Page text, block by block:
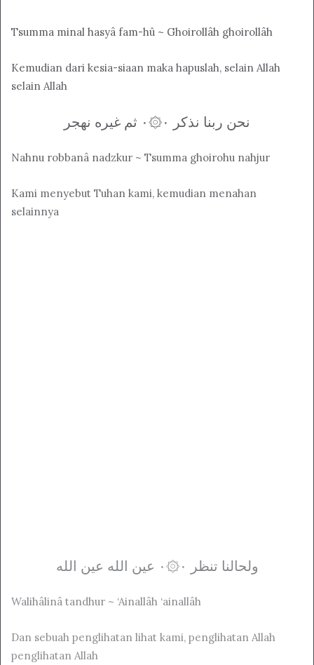
Tsumma minal hasyâ fam-hû ~ Ghoirollâh ghoirollâh
Kemudian dari kesia-siaan maka hapuslah, selain Allah
selain Allah
نحن ربنا نذکر ۰۞۰ ثم غيره نهجر
Nahnu robbanâ nadzkur ~ Tsumma ghoirohu nahjur
Kami menyebut Tuhan kami, kemudian menahan
selainnya
ولحالنا تنظر ۰۞۰ عين الله عين الله
Walihâlinâ tandhur ~ ‘Ainallâh ‘ainallâh
Dan sebuah penglihatan lihat kami, penglihatan Allah
penglihatan Allah